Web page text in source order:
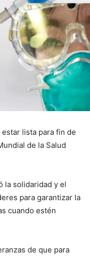
estar lista para fin de
de la Salud
la solidaridad y el
para garantizar la
cuando estén
de que para